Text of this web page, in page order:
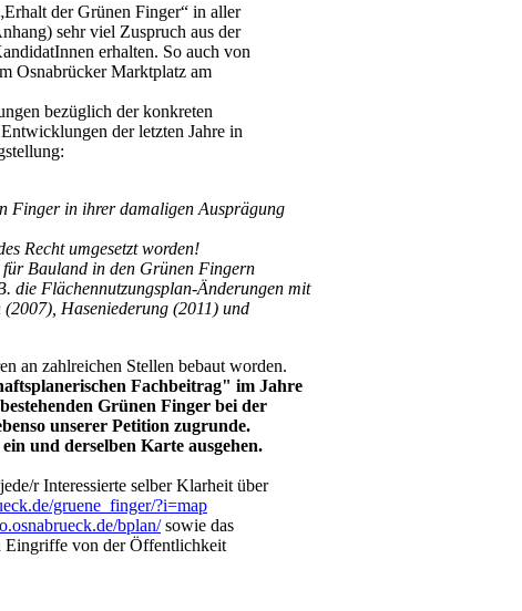
der Grünen Finger“ in aller
sehr viel Zuspruch aus der
erhalten. So auch von
Osnabrücker Marktplatz am
bezüglich der konkreten
der letzten Jahre in
Finger in ihrer damaligen Ausprägung
Recht umgesetzt worden!
Bauland in den Grünen Fingern
die Flächennutzungsplan-Änderungen mit
Haseniederung (2011) und
an zahlreichen Stellen bebaut worden.
Fachbeitrag" im Jahre
Grünen Finger bei der
unserer Petition zugrunde.
und derselben Karte ausgehen.
r Interessierte selber Klarheit über
gruene_finger/?i=map
bplan/sowie das
Eingriffe von der Öffentlichkeit